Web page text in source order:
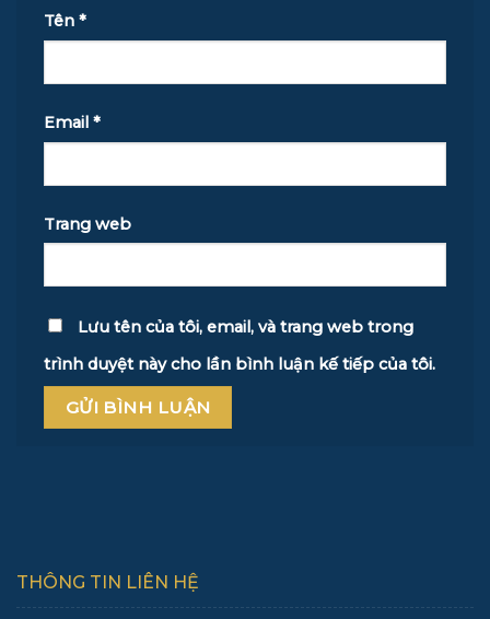
Tên *
Email *
Trang web
Lưu tên của tôi, email, và trang web trong
trình duyệt này cho lần bình luận kế tiếp của tôi.
THÔNG TIN LIÊN HỆ